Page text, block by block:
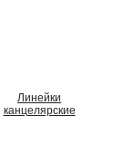
Линейки
канцелярские